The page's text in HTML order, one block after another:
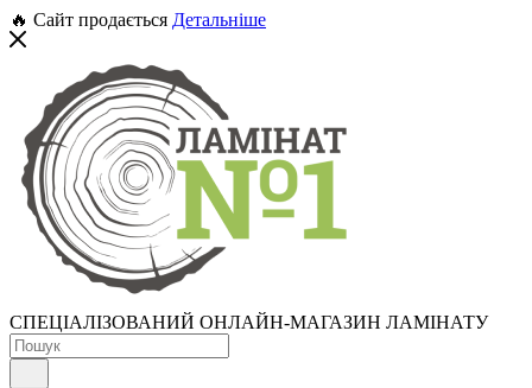
🔥 Сайт продається Детальніше
СПЕЦІАЛІЗОВАНИЙ ОНЛАЙН-МАГАЗИН ЛАМІНАТУ